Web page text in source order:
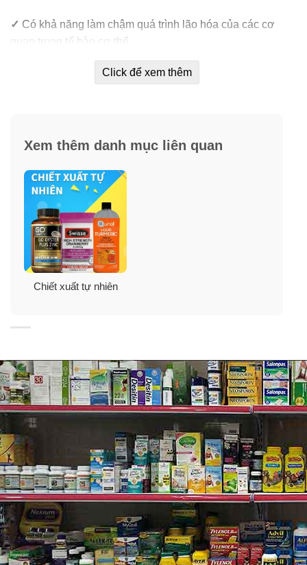
✓ Có khả năng làm chậm quá trình lão hóa của các cơ
quan trong tế bào cơ thể…
Giúp duy trì tuổi thanh xuân.
mỡ thừa, cholesterol trong máu giúp giãn nở mao mạch,
đào thải axit uric…
Hỗ trợ và ngăn ngừa hiệu quả các bệnh Ung thư
như: Ung thư Gan, Vú, Dạ dày, Phổi…
Hỗ trợ tích cực và hiệu quả trong việc cải thiện các
đường.
✓Hỗ trợ cải thiện và phòng ngừa các vấn đề về tiêu
hóa.
✓Ngoài ra, tinh dầu thông đỏ Cheongsongwon hộp
xanh còn có tác dụng làm đẹp da, giảm cân, tăng sức
đề kháng cho cơ thể duy trì tuổi thanh xuân.
✓
Có khả năng đào thải độc tố cho người uống nhiều
rượu, giảm các vấn đề về gan.
✓Hỗ trợ cải thiện đau đầu, đau thần kinh tọa, đau dây
Click để xem thêm
Xem thêm danh mục liên quan
Chiết xuất tự nhiên